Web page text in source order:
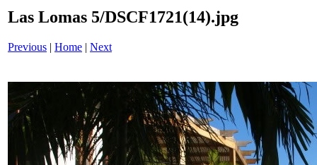
Las Lomas 5/DSCF1721(14).jpg
Previous | Home | Next